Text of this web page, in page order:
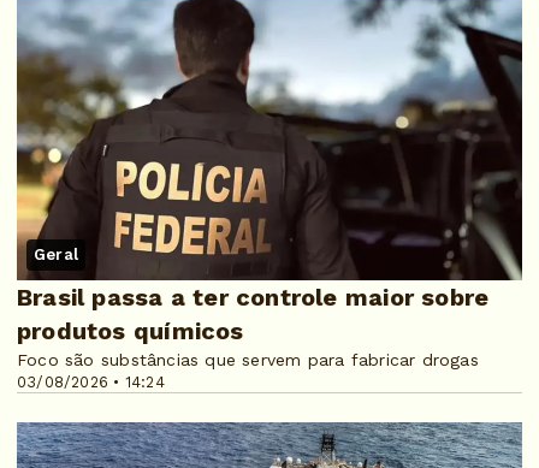
Geral
03/08/2026 • 14:24
Brasil passa a ter controle maior sobre
produtos químicos
Foco são substâncias que servem para fabricar drogas